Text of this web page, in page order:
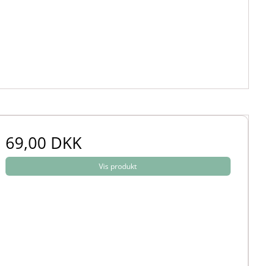
69,00 DKK
Vis produkt